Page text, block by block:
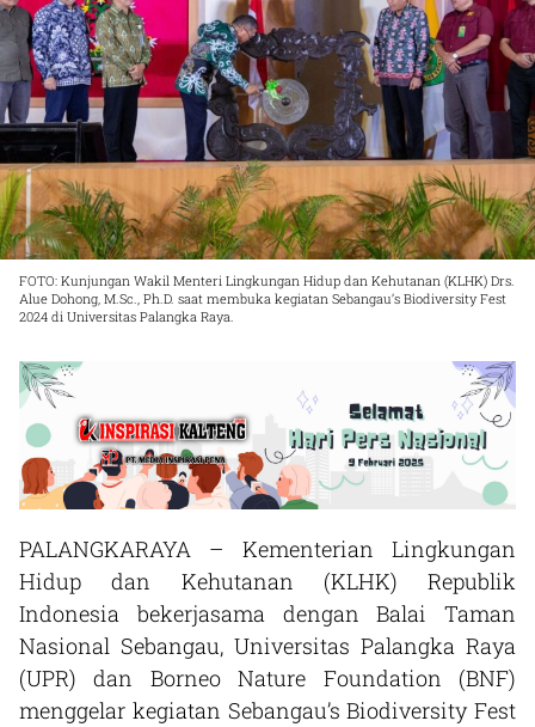
FOTO: Kunjungan Wakil Menteri Lingkungan Hidup dan Kehutanan (KLHK) Drs.
Alue Dohong, M.Sc., Ph.D. saat membuka kegiatan Sebangau’s Biodiversity Fest
2024 di Universitas Palangka Raya.
PALANGKARAYA – Kementerian Lingkungan
Hidup dan Kehutanan (KLHK) Republik
Indonesia bekerjasama dengan Balai Taman
Nasional Sebangau, Universitas Palangka Raya
(UPR) dan Borneo Nature Foundation (BNF)
menggelar kegiatan Sebangau’s Biodiversity Fest